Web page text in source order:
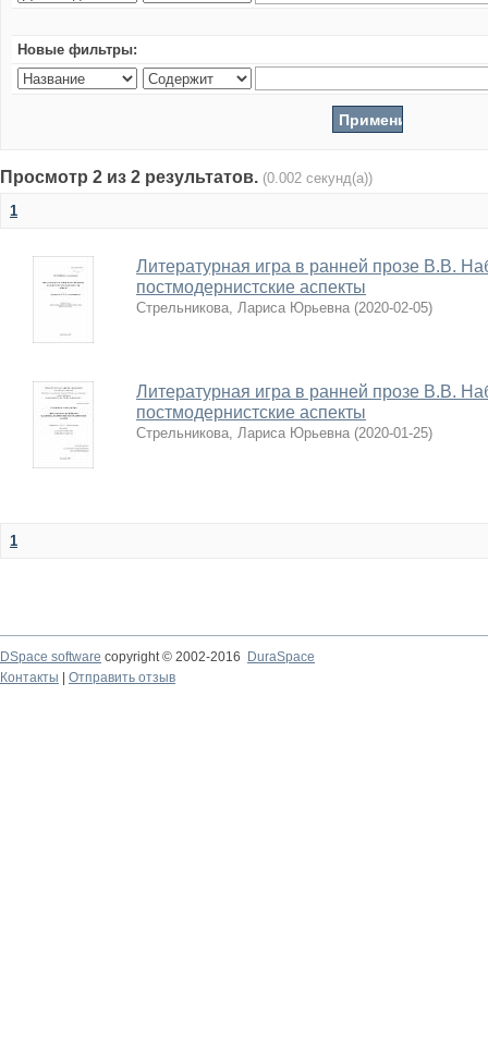
Новые фильтры:
Просмотр 2 из 2 результатов. (0.002 секунд(а))
1
Литературная игра в ранней прозе В.В.
постмодернистские аспекты
Стрельникова, Лариса Юрьевна (2020-02-05)
Литературная игра в ранней прозе В.В.
постмодернистские аспекты
Стрельникова, Лариса Юрьевна (2020-01-25)
1
DSpace software copyright © 2002-2016
DuraSpace
Контакты
Отправить отзыв